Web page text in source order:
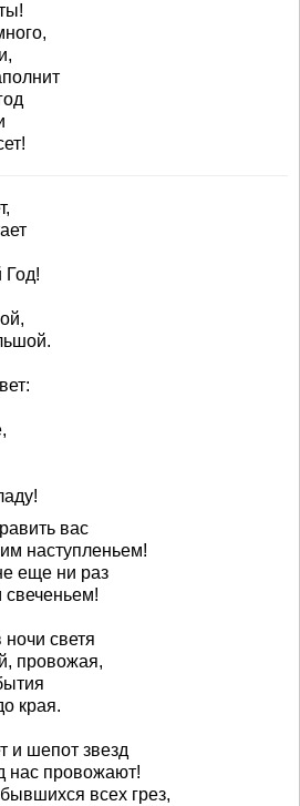
вас
наступленьем!
еще ни раз
светя
провожая,
края.
и шепот звезд
нас провожают!
всех грез,